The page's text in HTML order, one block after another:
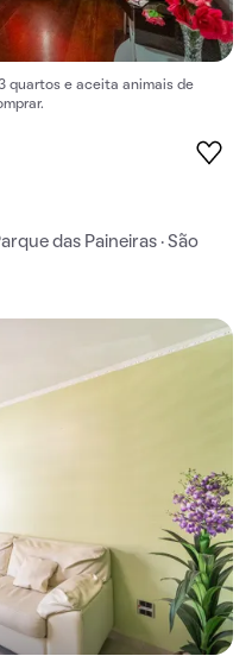
quartos e aceita animais de
das Paineiras · São